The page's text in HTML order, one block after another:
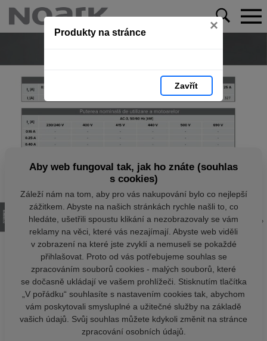
Produkty na stránce ×
Zavřít
Aby web fungoval tak, jak ho znáte (souhlas
s cookies)
Záleží nám na tom, aby pro vás nakupování bylo co nejlepší
zážitkem. Abyste na našich stránkách rychle našli to, co
hledáte, ušetřili spoustu klikání a nezobrazovaly se vám
reklamy na věci, které vás nezajímají. Abyste web viděli
v zobrazení na které jste zvyklí a nemuseli se pokaždé
přihlašovat. Proto od vás potřebujeme souhlas se
zpracováním souborů cookies - malých souborů, které
se dočasně ukládají ve vašem prohlížeči. Stisknutím tlačítka
„V pořádku“ souhlasíte s nastavením cookies tak, abychom
vám poskytovali smysluplné a užitečné služby na základě
vašich údajů. Svůj souhlas můžete kdykoli změnit na stránce
zpracování osobních údajů.